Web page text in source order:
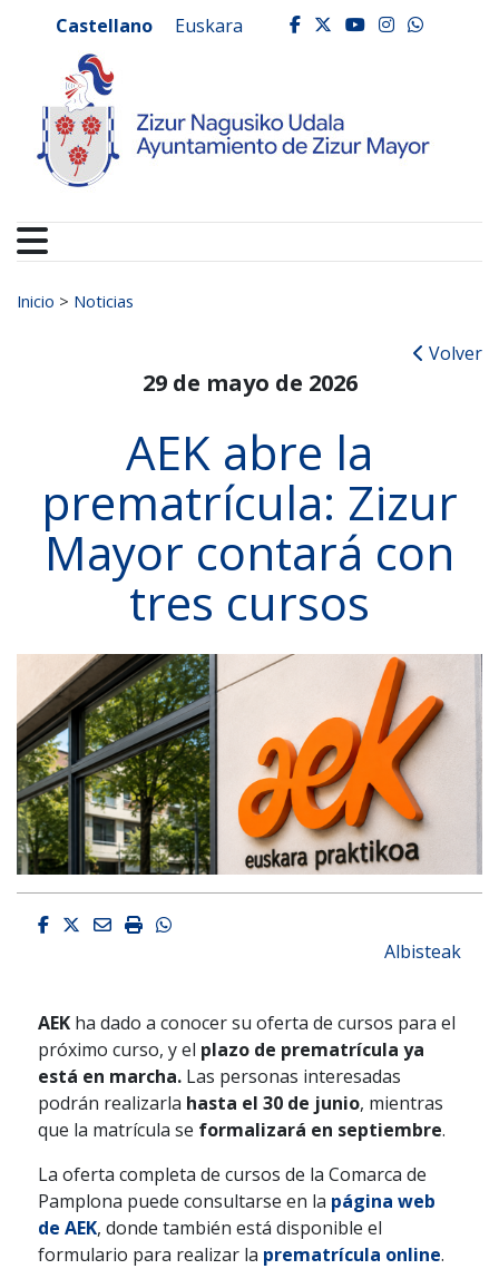
Ayuntamiento de
Castellano Euskara facebook
twitter
youtube
Buscar:
Inicio > Noticias
Volver
29 de mayo de 2026
AEK abre la
prematrícula: Zizur
Mayor contará con
tres cursos
Facebook
Twitter
EmailImprimirWhatsapp
Albisteak
AEKha dado a conocer su oferta de cursos para el
próximo curso, y el plazo de prematrícula ya
está en marcha.Las personas interesadas
podrán realizarla hasta el 30 de junio, mientras
que la matrícula se formalizará en septiembre.
La oferta completa de cursos de la Comarca de
Pamplona puede consultarse en la página web
de AEK, donde también está disponible el
formulario para realizar la prematrícula online.